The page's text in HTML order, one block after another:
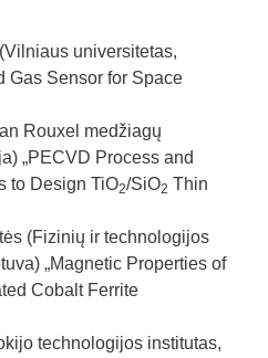
universitetas,
Gas Sensor for Space
Rouxel medžiagų
„PECVD Process and
to Design TiO2/SiO2 Thin
(Fizinių ir technologijos
„Magnetic Properties of
Cobalt Ferrite
technologijos institutas,